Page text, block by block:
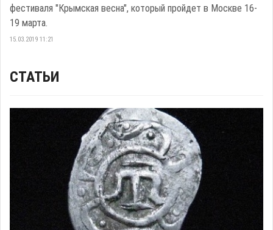
фестиваля "Крымская весна", который пройдет в Москве 16-
19 марта.
15.03.2019 11:21
СТАТЬИ